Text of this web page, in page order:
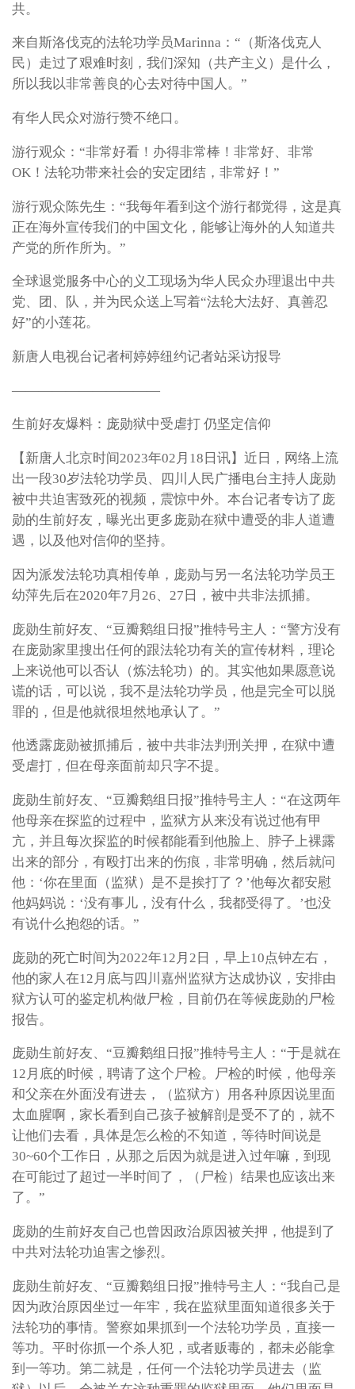
共。
来自斯洛伐克的法轮功学员Marinna：“（斯洛伐克人
民）走过了艰难时刻，我们深知（共产主义）是什么，
所以我以非常善良的心去对待中国人。”
有华人民众对游行赞不绝口。
游行观众：“非常好看！办得非常棒！非常好、非常
OK！法轮功带来社会的安定团结，非常好！”
游行观众陈先生：“我每年看到这个游行都觉得，这是真
正在海外宣传我们的中国文化，能够让海外的人知道共
产党的所作所为。”
全球退党服务中心的义工现场为华人民众办理退出中共
党、团、队，并为民众送上写着“法轮大法好、真善忍
好”的小莲花。
新唐人电视台记者柯婷婷纽约记者站采访报导
———————————
生前好友爆料：庞勋狱中受虐打 仍坚定信仰
【新唐人北京时间2023年02月18日讯】近日，网络上流
出一段30岁法轮功学员、四川人民广播电台主持人庞勋
被中共迫害致死的视频，震惊中外。本台记者专访了庞
勋的生前好友，曝光出更多庞勋在狱中遭受的非人道遭
遇，以及他对信仰的坚持。
因为派发法轮功真相传单，庞勋与另一名法轮功学员王
幼萍先后在2020年7月26、27日，被中共非法抓捕。
庞勋生前好友、“豆瓣鹅组日报”推特号主人：“警方没有
在庞勋家里搜出任何的跟法轮功有关的宣传材料，理论
上来说他可以否认（炼法轮功）的。其实他如果愿意说
谎的话，可以说，我不是法轮功学员，他是完全可以脱
罪的，但是他就很坦然地承认了。”
他透露庞勋被抓捕后，被中共非法判刑关押，在狱中遭
受虐打，但在母亲面前却只字不提。
庞勋生前好友、“豆瓣鹅组日报”推特号主人：“在这两年
他母亲在探监的过程中，监狱方从来没有说过他有甲
亢，并且每次探监的时候都能看到他脸上、脖子上裸露
出来的部分，有殴打出来的伤痕，非常明确，然后就问
他：‘你在里面（监狱）是不是挨打了？’他每次都安慰
他妈妈说：‘没有事儿，没有什么，我都受得了。’也没
有说什么抱怨的话。”
庞勋的死亡时间为2022年12月2日，早上10点钟左右，
他的家人在12月底与四川嘉州监狱方达成协议，安排由
狱方认可的鉴定机构做尸检，目前仍在等候庞勋的尸检
报告。
庞勋生前好友、“豆瓣鹅组日报”推特号主人：“于是就在
12月底的时候，聘请了这个尸检。尸检的时候，他母亲
和父亲在外面没有进去，（监狱方）用各种原因说里面
太血腥啊，家长看到自己孩子被解剖是受不了的，就不
让他们去看，具体是怎么检的不知道，等待时间说是
30~60个工作日，从那之后因为就是进入过年嘛，到现
在可能过了超过一半时间了，（尸检）结果也应该出来
了。”
庞勋的生前好友自己也曾因政治原因被关押，他提到了
中共对法轮功迫害之惨烈。
庞勋生前好友、“豆瓣鹅组日报”推特号主人：“我自己是
因为政治原因坐过一年牢，我在监狱里面知道很多关于
法轮功的事情。警察如果抓到一个法轮功学员，直接一
等功。平时你抓一个杀人犯，或者贩毒的，都未必能拿
到一等功。第二就是，任何一个法轮功学员进去（监